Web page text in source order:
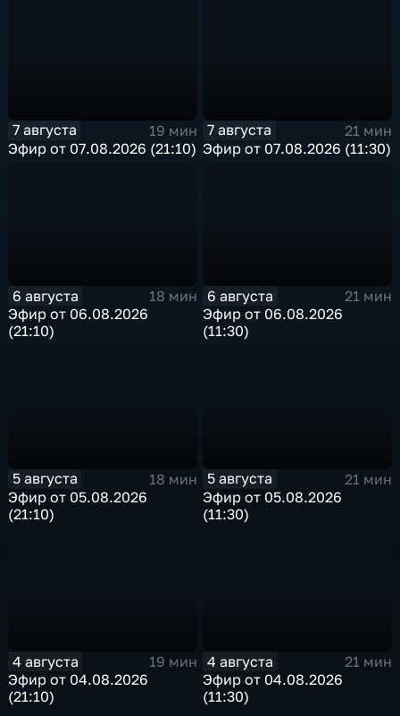
7 августа
19 мин
Эфир от 07.08.2026 (21:10)
7 августа
21 мин
Эфир от 07.08.2026 (11:30)
6 августа
18 мин
Эфир от 06.08.2026
(21:10)
6 августа
21 мин
Эфир от 06.08.2026
(11:30)
5 августа
18 мин
Эфир от 05.08.2026
(21:10)
5 августа
21 мин
Эфир от 05.08.2026
(11:30)
4 августа
19 мин
Эфир от 04.08.2026
(21:10)
4 августа
21 мин
Эфир от 04.08.2026
(11:30)